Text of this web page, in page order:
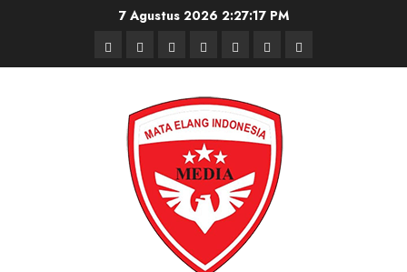
7 Agustus 2026 2:27:18 PM
BerandaNasionalDaerahHukum
dan
Kriminal
Pendidikan
Box
Redaksi
Iklan